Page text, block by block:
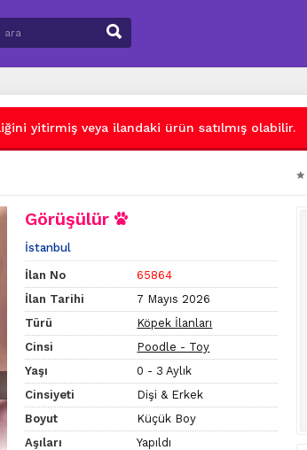
yitirmiş veya ilandaki ürün satılmış olabilir.
Görüşülür
İstanbul
İlan No
65864
İlan Tarihi
7 Mayıs 2026
Türü
Köpek İlanları
Cinsi
Poodle - Toy
Yaşı
0 - 3 Aylık
Cinsiyeti
Dişi & Erkek
Boyut
Küçük Boy
Aşıları
Yapıldı